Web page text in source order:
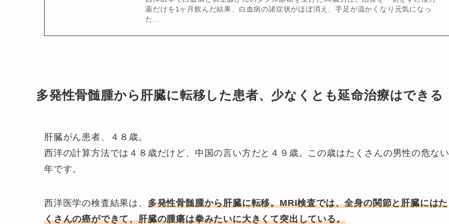
薬だけを1ヶ月飲んだ結果、白血病の諸症状がほぼ消え、手足が温かくなり元気になっ
た...
多発性骨髄腫から肝臓に転移した患者、少なくとも延命治療はできる
肝臓がん患者、４８歳。
西洋の計算方法では４８歳だけど、中国の言い方だと４９歳。この歳はたくさんの男性の危ない
年です。
西洋医学の検査結果は、 多発性骨髄腫から肝臓に転移。MRI検査では、全身の関節と肝臓にはた
くさんの癌ができて、肝臓の腫瘍は拳みたいに大きくて突出している。